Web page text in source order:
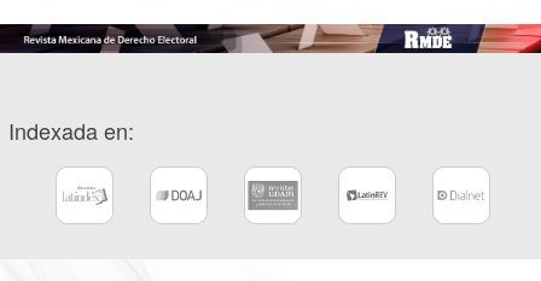
Indexada en: